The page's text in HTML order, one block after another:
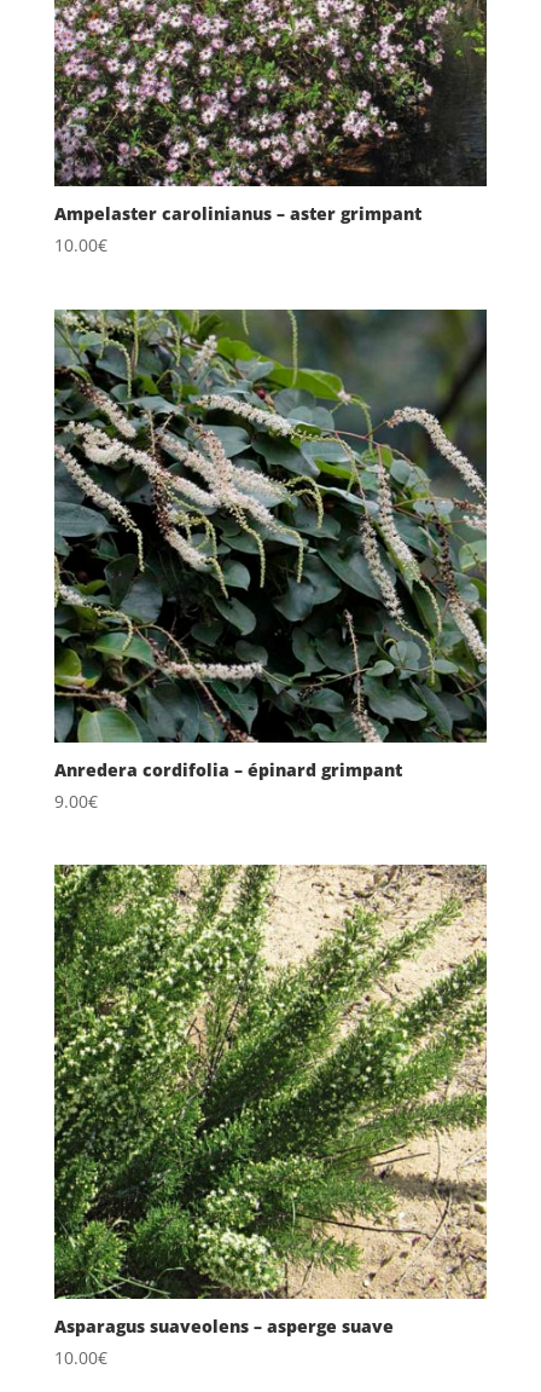
Ampelaster carolinianus – aster grimpant
10.00€
Anredera cordifolia – épinard grimpant
9.00€
Asparagus suaveolens – asperge suave
10.00€